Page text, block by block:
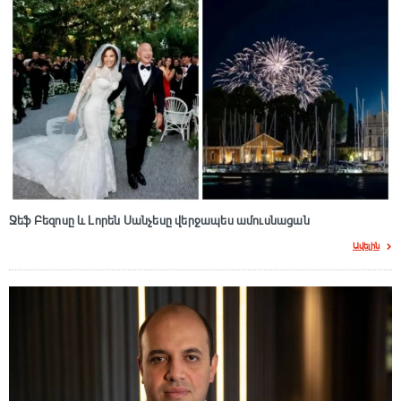
Ջեֆ Բեզոսը և Լորեն Սանչեսը վերջապես ամուսնացան
Ավելին